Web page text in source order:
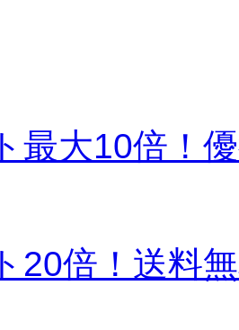
最大10倍！
20倍！送料